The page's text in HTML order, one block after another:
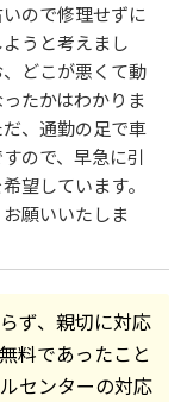
いので修理せずに
うと考えまし
どこが悪くて動
たかはわかりま
、通勤の足で車
ので、早急に引
望しています。
願いいたしま
ず、親切に対応
料であったこと
センターの対応